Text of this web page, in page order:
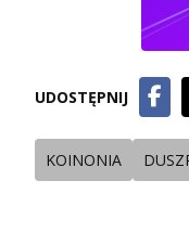
UDOSTĘPNIJ
KOINONIA